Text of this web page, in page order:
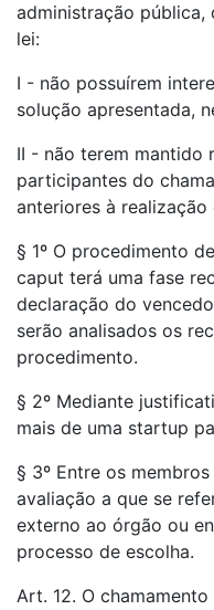
administração pública,
lei:
I - não possuírem
solução apresentada,
II - não terem mantido
participantes do
anteriores à realização
§ 1º O procedimento
caput terá uma fase
declaração do
serão analisados os
procedimento.
§ 2º Mediante
mais de uma startup
§ 3º Entre os
avaliação a que se
externo ao órgão ou
processo de escolha.
Art. 12. O